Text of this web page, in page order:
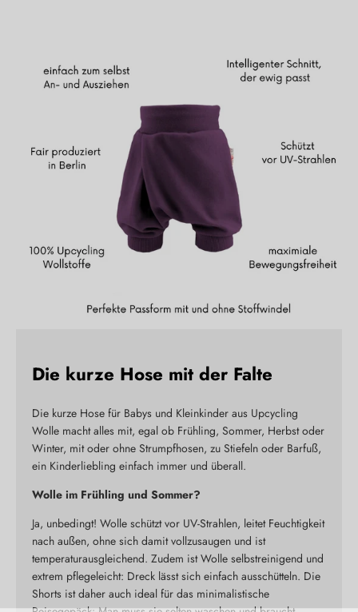
Die kurze Hose mit der Falte
Die kurze Hose für Babys und Kleinkinder aus Upcycling
Wolle macht alles mit, egal ob Frühling, Sommer, Herbst oder
Winter, mit oder ohne Strumpfhosen, zu Stiefeln oder Barfuß,
ein Kinderliebling einfach immer und überall.
Wolle im Frühling und Sommer?
Ja, unbedingt! Wolle schützt vor UV-Strahlen, leitet Feuchtigkeit
nach außen, ohne sich damit vollzusaugen und ist
temperaturausgleichend. Zudem ist Wolle selbstreinigend und
extrem pflegeleicht: Dreck lässt sich einfach ausschütteln. Die
Shorts ist daher auch ideal für das minimalistische
Neu hier?